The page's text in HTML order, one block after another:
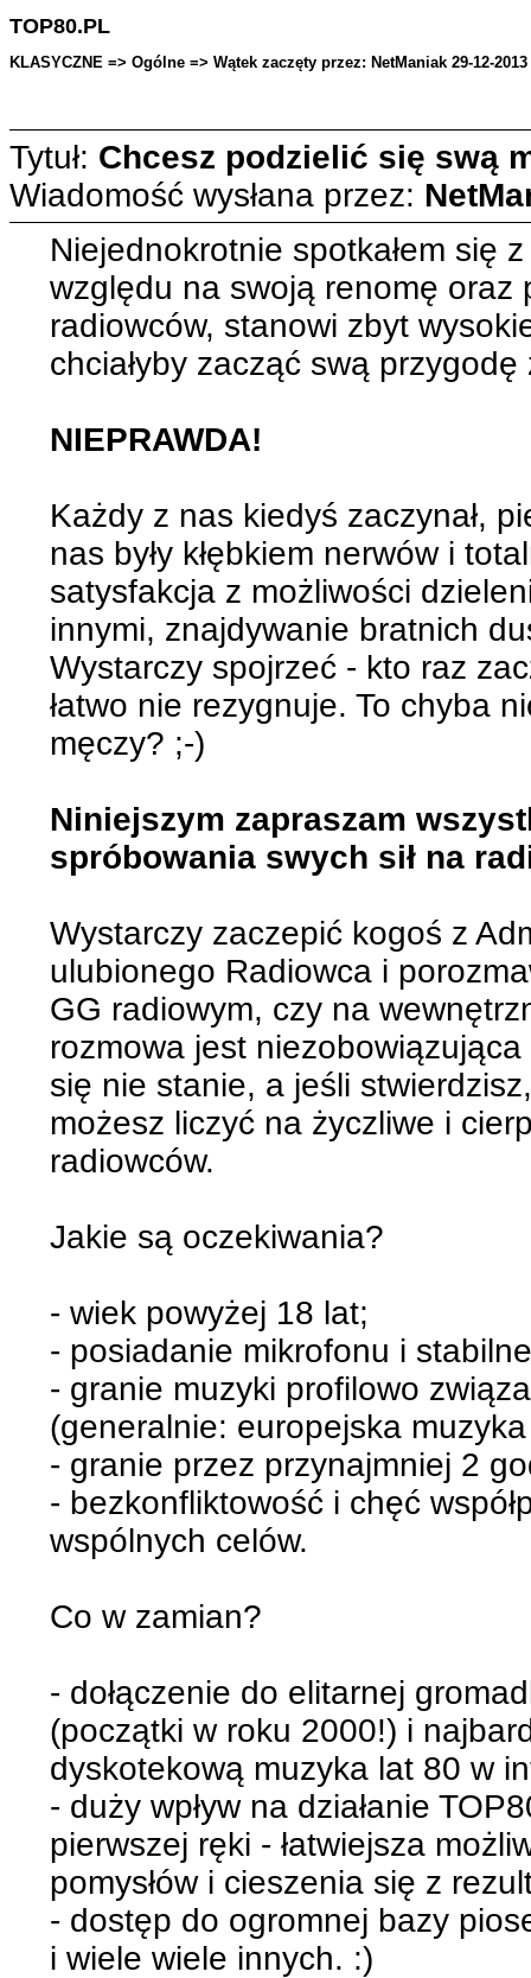
TOP80.PL
KLASYCZNE => Ogólne => Wątek zaczęty przez: NetManiak 29-12-2013
Tytuł: Chcesz podzielić się swą
Wiadomość wysłana przez:
Niejednokrotnie spotkałem się
względu na swoją renomę oraz
radiowców, stanowi zbyt
chciałyby zacząć swą przygodę
NIEPRAWDA!
Każdy z nas kiedyś zaczynał,
nas były kłębkiem nerwów i
satysfakcja z możliwości
innymi, znajdywanie bratnich
Wystarczy spojrzeć - kto raz
łatwo nie rezygnuje. To chyba
męczy? ;-)
Niniejszym zapraszam
spróbowania swych sił na
Wystarczy zaczepić kogoś z
ulubionego Radiowca i
GG radiowym, czy na
rozmowa jest
się nie stanie, a jeśli
możesz liczyć na życzliwe i
radiowców.
Jakie są oczekiwania?
- wiek powyżej 18 lat;
- posiadanie mikrofonu i
- granie muzyki profilowo
(generalnie: europejska
- granie przez przynajmniej 2
- bezkonfliktowość i chęć
wspólnych celów.
Co w zamian?
- dołączenie do elitarnej
(początki w roku 2000!) i
dyskotekową muzyka lat 80 w
- duży wpływ na działanie
pierwszej ręki - łatwiejsza
pomysłów i cieszenia się z
- dostęp do ogromnej bazy
i wiele wiele innych. :)